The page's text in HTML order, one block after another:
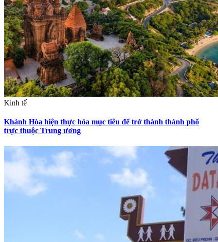
Kinh tế
Khánh Hòa hiện thực hóa mục tiêu để trở thành thành phố
trực thuộc Trung ương